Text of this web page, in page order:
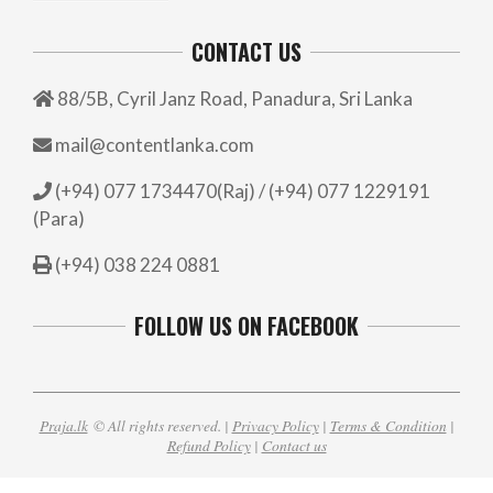
CONTACT US
88/5B, Cyril Janz Road, Panadura, Sri Lanka
mail@contentlanka.com
(+94) 077 1734470(Raj) / (+94) 077 1229191
(Para)
(+94) 038 224 0881
FOLLOW US ON FACEBOOK
Praja.lk© All rights reserved. | Privacy Policy| Terms & Condition |
Refund Policy| Contact us